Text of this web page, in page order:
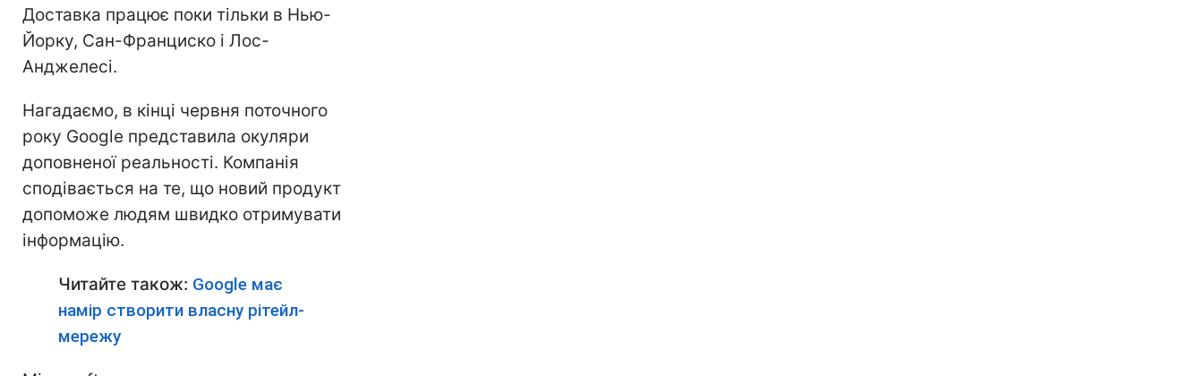
Доставка працює поки тільки в Нью-
Йорку, Сан-Франциско і Лос-
Анджелесі.
Нагадаємо, в кінці червня поточного
року Google представила окуляри
доповненої реальності. Компанія
сподівається на те, що новий продукт
допоможе людям швидко отримувати
інформацію.
Читайте також: Google має
намір створити власну рітейл-
мережу